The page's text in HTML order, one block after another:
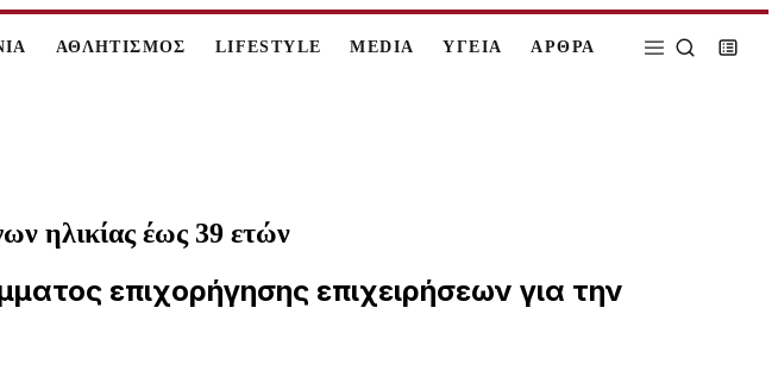
ΑΘΛΗΤΙΣΜΟΣ LIFESTYLE MEDIA ΥΓΕΙΑ ΑΡΘΡΑ
ηλικίας έως 39 ετών
επιχορήγησης επιχειρήσεων για την